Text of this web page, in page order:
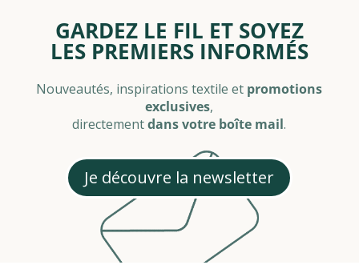
GARDEZ LE FIL ET SOYEZ
LES PREMIERS INFORMÉS
Nouveautés, inspirations textile et promotions
exclusives,
directementdans votre boîte mail.
Je découvre la newsletter